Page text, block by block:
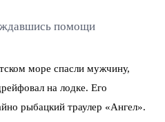
помощи
море спасли мужчину,
на лодке. Его
рыбацкий траулер «Ангел».